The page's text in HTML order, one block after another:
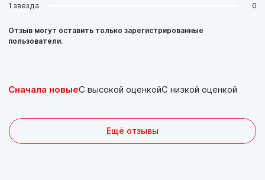
1 звезда
0
Отзыв могут оставить только зарегистрированные
пользователи.
Сначала новыеС высокой оценкойС низкой оценкой
Ещё отзывы